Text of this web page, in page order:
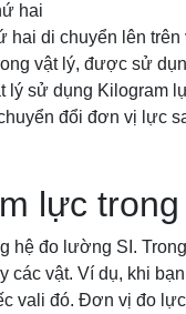
hai
hai di chuyển lên trên
vật lý, được sử
lý sử dụng Kilogram
đổi đơn vị lực
lực
hệ đo lường SI.
vật. Ví dụ, khi
vali đó. Đơn vị đo